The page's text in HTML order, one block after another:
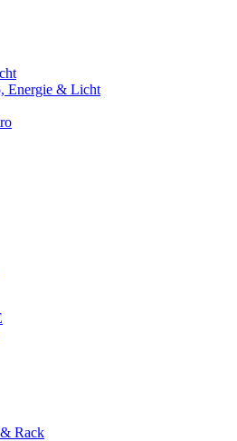
Energie & Licht
Rack